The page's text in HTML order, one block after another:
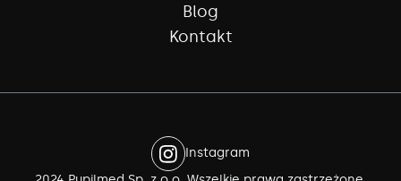
Blog
Kontakt
Instagram